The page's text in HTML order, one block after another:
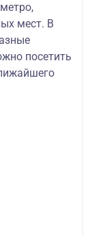
мест. В
посетить